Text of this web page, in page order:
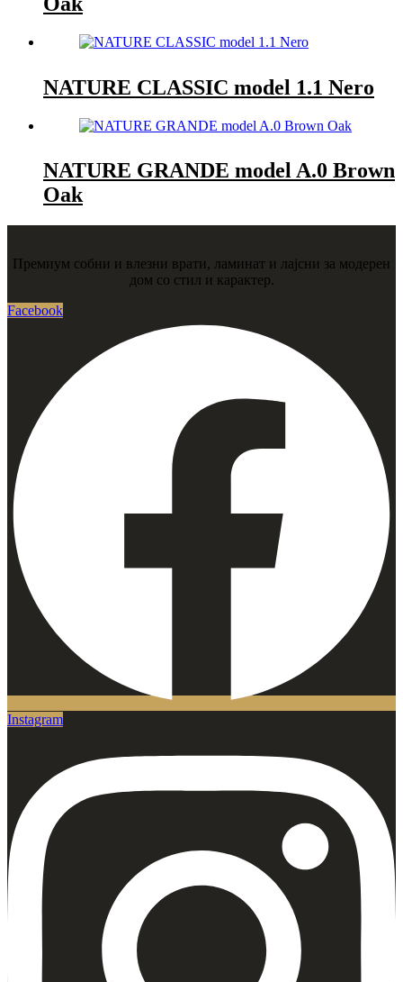
NATURE CLASSIC model 1.1 Nero
NATURE GRANDE model A.0 Brown
Oak
Премиум собни и влезни врати, ламинат и лајсни за модерен
дом со стил и карактер.
Facebook
Instagram